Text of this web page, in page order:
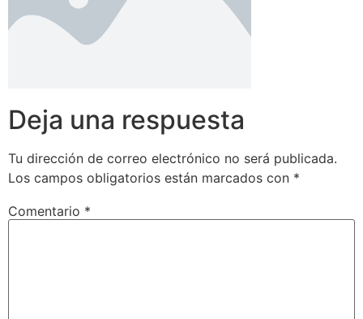
Deja una respuesta
Tu dirección de correo electrónico no será publicada.
Los campos obligatorios están marcados con *
Comentario *